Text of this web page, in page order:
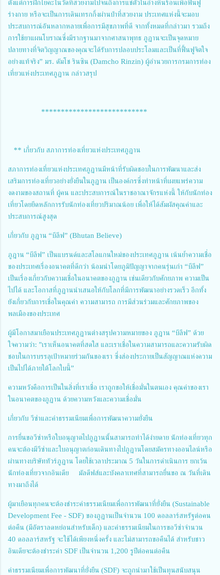
ตั้งแต่การฝึกโยคะในวัดที่สวยงามไปจนถึงการแช่ตัวในอ่างหินร้อนเพื่อฟื้นฟู
ร่างกาย หรือจะเป็นการเดินเทรกกิ้งผ่านป่าที่สวยงาม ประเทศแห่งนี้จะมอบ
ประสบการณ์อันหลากหลายเพื่อการมีสุขภาพที่ดี จากทั้งหมดที่กล่าวมา รวมถึง
การใช้ยาแผนโบราณซึ่งมีรากฐานมาจากศาสนาพุทธ ภูฏานจะเป็นจุดหมาย
ปลายทางที่จิตวิญญาณของคุณจะได้รับการปลอบประโลมและเป็นที่ฟื้นฟูจิตใจ
อย่างแท้จริง” มร. ดัมโช รินซิน (Damcho Rinzin) ผู้อำนวยการกรมการท่อง
เที่ยวแห่งประเทศภูฏาน กล่าวสรุป
***************************
** เกี่ยวกับ สภาการท่องเที่ยวแห่งประเทศภูฏาน
สภาการท่องเที่ยวแห่งประเทศภูฏานมีหน้าที่รับผิดชอบในการพัฒนาและส่ง
เสริมการท่องเที่ยวอย่างยั่งยืนในภูฏาน เป็นองค์กรซึ่งทำหน้าที่เผยแพร่ความ
งดงามของสถานที่ ผู้คน และประสบการณ์ในราชอาณาจักรแห่งนี้ ให้กับนักท่อง
เที่ยวโดยยึดหลักการรับนักท่องเที่ยวปริมาณน้อย เพื่อให้ได้สัมผัสคุณค่าและ
ประสบการณ์สูงสุด
เกี่ยวกับ ภูฎาน “บีลีฟ” (Bhutan Believe)
ภูฎาน “บีลีฟ” เป็นแบรนด์และสโลแกนใหม่ของประเทศภูฏาน เน้นย้ำความเชื่อ
ของประเทศเรื่องอนาคตที่ดีกว่า น้อมนำโดยภูมิปัญญาจากคนรุ่นเก่า “บีลีฟ”
เป็นเรื่องเกี่ยวกับความเชื่อในอนาคตของภูฏาน เช่นเดียวกับศักยภาพ ความเป็น
ไปได้ และโอกาสที่ภูฏานนำเสนอให้กับโลกที่มีการพัฒนาอย่างรวดเร็ว อีกทั้ง
ยังเกี่ยวกับการเชื่อในคุณค่า ความสามารถ การมีส่วนร่วมและศักยภาพของ
พลเมืองของประเทศ
ผู้มีโอกาสมาเยือนประเทศภูฏานต่างสรุปความหมายของ ภูฎาน “บีลีฟ” ด้วย
ใจความว่า: "เราเห็นอนาคตที่สดใส และเราเชื่อในความสามารถและความรับผิด
ชอบในการบรรลุเป้าหมายร่วมกันของเรา ซึ่งส่องประกายเป็นสัญญาณแห่งความ
เป็นไปได้ภายใต้โลกใบนี้”
ความหวังคือการเป็นในสิ่งที่เราเชื่อ เราถูกขอให้เชื่อมั่นในตนเอง คุณค่าของเรา
ในอนาคตของภูฏาน ด้วยความหวังและความเชื่อมั่น
เกี่ยวกับ วีซ่าและค่าธรรมเนียมเพื่อการพัฒนาความยั่งยืน
การยื่นขอวีซ่าหรือใบอนุญาตไปภูฏานนั้นสามารถทำได้ง่ายดาย นักท่องเที่ยวทุก
คนจะต้องมีวีซ่าและใบอนุญาตก่อนเดินทางไปภูฏานโดยสมัครทางออนไลน์หรือ
ผ่านทางบริษัททัวร์ภูฏาน โดยใช้เวลาประมาณ 5 วันในการดำเนินการ ยกเว้น
นักท่องเที่ยวจากอินเดีย มัลดีฟส์และบังคลาเทศที่สามารถยื่นขอ ณ วันที่เดิน
ทางมาถึงได้
ผู้มาเยือนทุกคนจะต้องชำระค่าธรรมเนียมเพื่อการพัฒนาที่ยั่งยืน (Sustainable
Development Fee - SDF) ของภูฏานเป็นจำนวน 100 ดอลลาร์สหรัฐต่อคน
ต่อคืน (มีอัตราลดหย่อนสำหรับเด็ก) และค่าธรรมเนียมในการขอวีซ่าจำนวน
40 ดอลลาร์สหรัฐ จะใช้ได้เพียงหนึ่งครั้ง และไม่สามารถขอคืนได้ สำหรับชาว
อินเดียจะต้องชำระค่า SDF เป็นจำนวน 1,200 รูปีต่อคนต่อคืน
ค่าธรรมเนียมเพื่อการพัฒนาที่ยั่งยืน (SDF) จะถูกนำมาใช้เป็นทุนสนับสนุน